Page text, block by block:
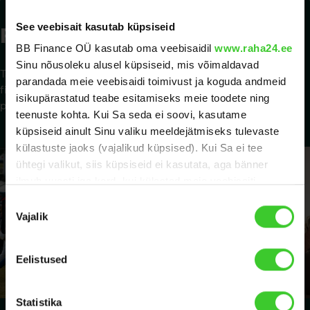
See veebisait kasutab küpsiseid
BB Finance OÜ kasutab oma veebisaidil www.raha24.ee
Sinu nõusoleku alusel küpsiseid, mis võimaldavad
parandada meie veebisaidi toimivust ja koguda andmeid
isikupärastatud teabe esitamiseks meie toodete ning
teenuste kohta. Kui Sa seda ei soovi, kasutame
küpsiseid ainult Sinu valiku meeldejätmiseks tulevaste
külastuste jaoks (vajalikud küpsised). Kui Sa ei tee
ühtegi valikut, siis küpsiseid ei kasutata, aga bänner
Lisateave küpsiste kohta on meie küpsiste poliitikas .
andmekaitse
põhimõtetega.
Nõusoleku
valik
Vajalik
Eelistused
Statistika
Rahablogi
Tark teab, kuidas rahaga ümber käia. Tee oma
finantsvalikud teadlikult ja parimaid tavasid meeles
pidades.